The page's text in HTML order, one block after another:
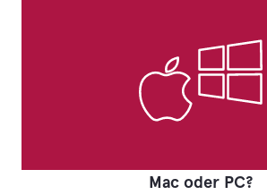
Mac oder PC?